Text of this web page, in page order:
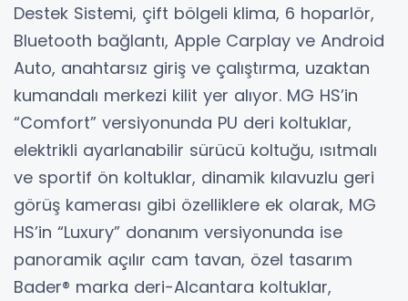
Destek Sistemi, çift bölgeli klima, 6 hoparlör,
Bluetooth bağlantı, Apple Carplay ve Android
Auto, anahtarsız giriş ve çalıştırma, uzaktan
kumandalı merkezi kilit yer alıyor. MG HS’in
“Comfort” versiyonunda PU deri koltuklar,
elektrikli ayarlanabilir sürücü koltuğu, ısıtmalı
ve sportif ön koltuklar, dinamik kılavuzlu geri
görüş kamerası gibi özelliklere ek olarak, MG
HS’in “Luxury” donanım versiyonunda ise
panoramik açılır cam tavan, özel tasarım
Bader® marka deri-Alcantara koltuklar,